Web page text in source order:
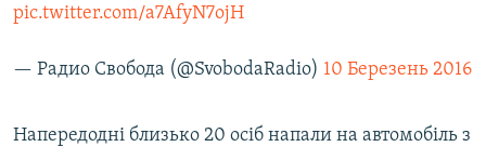
pic.twitter.com/a7AfyN7ojH
— Радио Свобода (@SvobodaRadio) 10 Березень 2016
Напередодні близько 20 осіб напали на автомобіль з